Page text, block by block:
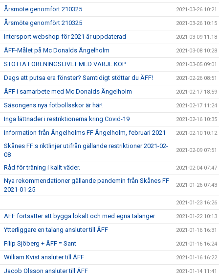
Årsmöte genomfört 210325 2021-03-26 10:21
Årsmöte genomfört 210325 2021-03-26 10:15
Intersport webshop för 2021 är uppdaterad 2021-03-09 11:18
ÄFF-Målet på Mc Donalds Ängelholm 2021-03-08 10:28
STÖTTA FÖRENINGSLIVET MED VARJE KÖP 2021-03-05 09:01
Dags att putsa era fönster? Samtidigt stöttar du ÄFF! 2021-02-26 08:51
ÄFF i samarbete med Mc Donalds Ängelholm 2021-02-17 18:59
Säsongens nya fotbollsskor är här! 2021-02-17 11:24
Inga lättnader i restriktionerna kring Covid-19 2021-02-16 10:35
Information från Ängelholms FF Ängelholm, februari 2021 2021-02-10 10:12
Skånes FF:s riktlinjer utifrån gällande restriktioner 2021-02-
08
2021-02-09 07:51
Råd för träning i kallt väder. 2021-02-04 07:47
Nya rekommendationer gällande pandemin från Skånes FF
2021-01-25
2021-01-26 07:43
2021-01-23 16:26
ÄFF fortsätter att bygga lokalt och med egna talanger 2021-01-22 10:13
Ytterliggare en talang ansluter till ÄFF 2021-01-16 16:31
Filip Sjöberg + ÄFF = Sant 2021-01-16 16:24
William Kvist ansluter till ÄFF 2021-01-16 16:22
Jacob Olsson ansluter till ÄFF 2021-01-14 11:41